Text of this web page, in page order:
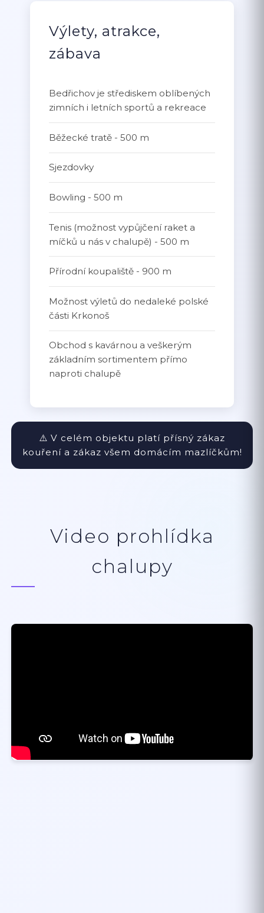
Výlety, atrakce,
zábava
Bedřichov je střediskem oblíbených
zimních i letních sportů a rekreace
Běžecké tratě - 500 m
Sjezdovky
Bowling - 500 m
Tenis (možnost vypůjčení raket a
míčků u nás v chalupě) - 500 m
Přírodní koupaliště - 900 m
Možnost výletů do nedaleké polské
části Krkonoš
Obchod s kavárnou a veškerým
základním sortimentem přímo
naproti chalupě
⚠️ V celém objektu platí přísný zákaz
kouření a zákaz všem domácím mazlíčkům!
Video prohlídka
chalupy